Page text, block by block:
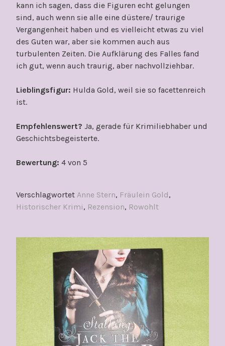
kann ich sagen, dass die Figuren echt gelungen
sind, auch wenn sie alle eine düstere/ traurige
Vergangenheit haben und es vielleicht etwas zu viel
des Guten war, aber sie kommen auch aus
turbulenten Zeiten. Die Aufklärung des Falles fand
ich gut, wenn auch traurig, aber nachvollziehbar.
Lieblingsfigur: Hulda Gold, weil sie so facettenreich
ist.
Empfehlenswert? Ja, gerade für Krimiliebhaber und
Geschichtsbegeisterte.
Bewertung: 4 von 5
Verschlagwortet Anne Stern, Fräulein Gold,
Historischer Krimi, Rezension, Rowohlt